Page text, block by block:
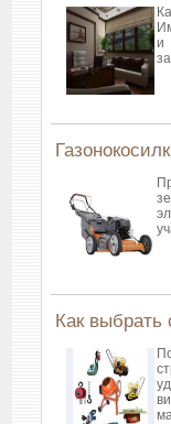
и
Как выбрать